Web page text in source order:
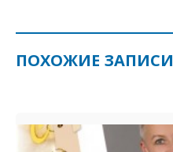
ПОХОЖИЕ ЗАПИСИ